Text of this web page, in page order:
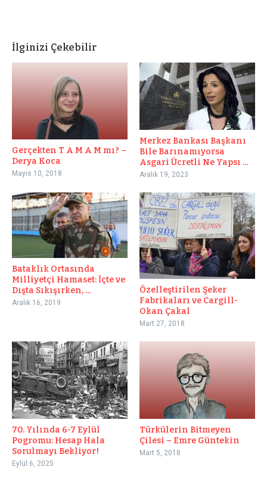
İlginizi Çekebilir
Gerçekten T A M A M mı? –
Derya Koca
Mayıs 10, 2018
Merkez Bankası Başkanı
Bile Barınamıyorsa
Asgari Ücretli Ne Yapsı ...
Aralık 19, 2023
Bataklık Ortasında
Milliyetçi Hamaset: İçte ve
Dışta Sıkışırken, ...
Aralık 16, 2019
Özelleştirilen Şeker
Fabrikaları ve Cargill-
Okan Çakal
Mart 27, 2018
70. Yılında 6-7 Eylül
Pogromu: Hesap Hala
Sorulmayı Bekliyor!
Eylül 6, 2025
Türkülerin Bitmeyen
Çilesi – Emre Güntekin
Mart 5, 2018